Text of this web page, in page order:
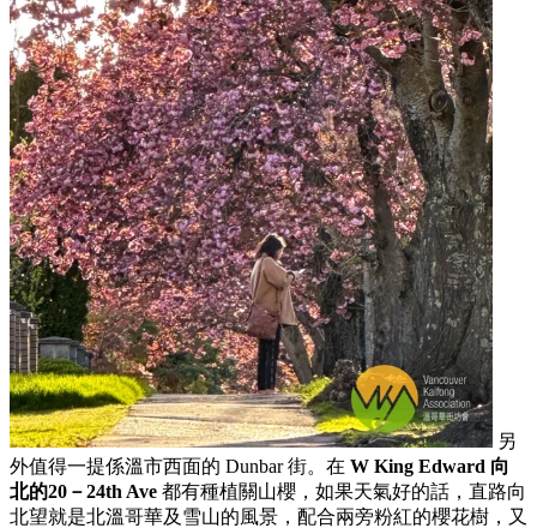
另
外值得一提係溫市西面的 Dunbar 街。在 W King Edward 向
北的20－24th Ave 都有種植關山櫻，如果天氣好的話，直路向
北望就是北溫哥華及雪山的風景，配合兩旁粉紅的櫻花樹，又